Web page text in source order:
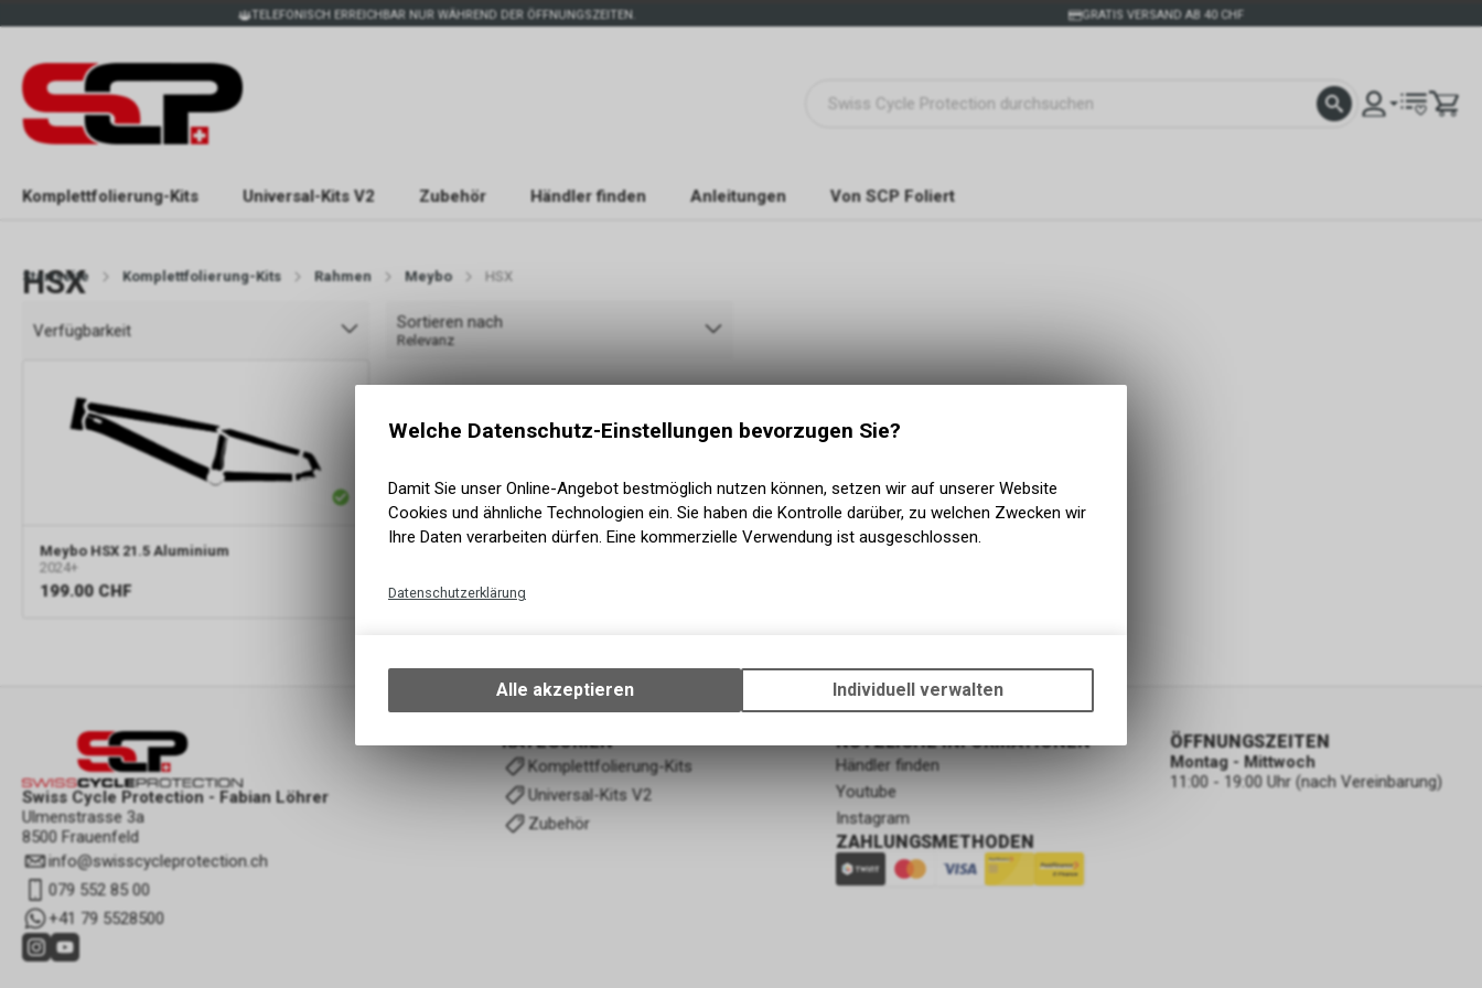
TELEFONISCH ERREICHBAR NUR WÄHREND DER ÖFFNUNGSZEITEN. GRATIS VERSAND AB 40 CHF
Komplettfolierung-Kits Universal-Kits V2 Zubehör Händler finden Anleitungen Von SCP Foliert
Startseite Komplettfolierung-Kits Rahmen Meybo HSX
HSX
Verfügbarkeit Sortieren nach
Relevanz
Meybo HSX 21.5 Aluminium
2024+
199.00 CHF
Swiss Cycle Protection - Fabian Löhrer
Ulmenstrasse 3a
8500 Frauenfeld
info@swisscycleprotection.ch
079 552 85 00
+41 79 5528500
KATEGORIEN
Komplettfolierung-Kits
Universal-Kits V2
Zubehör
NÜTZLICHE INFORMATIONEN
Händler finden
Youtube
Instagram
ZAHLUNGSMETHODEN
ÖFFNUNGSZEITEN
Montag - Mittwoch
11:00 - 19:00 Uhr (nach Vereinbarung)
Welche Datenschutz-Einstellungen bevorzugen Sie?
Damit Sie unser Online-Angebot bestmöglich nutzen können, setzen wir auf unserer Website
Cookies und ähnliche Technologien ein. Sie haben die Kontrolle darüber, zu welchen Zwecken wir
Ihre Daten verarbeiten dürfen. Eine kommerzielle Verwendung ist ausgeschlossen.
Datenschutzerklärung
Ihrem Gerät, um die grundlegenden Funktionen unseres Online-Angebots, wie die
Verwendung des Warenkorbs, zu ermöglichen. Bitte beachten Sie, dass die
zulassen.
Alle akzeptieren Individuell verwalten